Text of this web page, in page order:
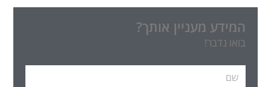
המידע מעניין אותך?
בואו נדבר!